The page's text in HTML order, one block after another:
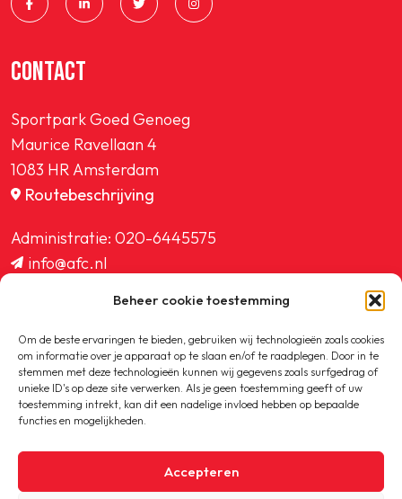
Beheer cookie toestemming
Om de beste ervaringen te bieden, gebruiken wij technologieën zoals cookies
om informatie over je apparaat op te slaan en/of te raadplegen. Door in te
stemmen met deze technologieën kunnen wij gegevens zoals surfgedrag of
unieke ID's op deze site verwerken. Als je geen toestemming geeft of uw
toestemming intrekt, kan dit een nadelige invloed hebben op bepaalde
functies en mogelijkheden.
Accepteren
CONTACT
Sportpark Goed Genoeg
Maurice Ravellaan 4
1083 HR Amsterdam
Routebeschrijving
Administratie: 020-6445575
info@afc.nl
ledenadministratie@afc.nl
Copyright © 2020-2026 AFC